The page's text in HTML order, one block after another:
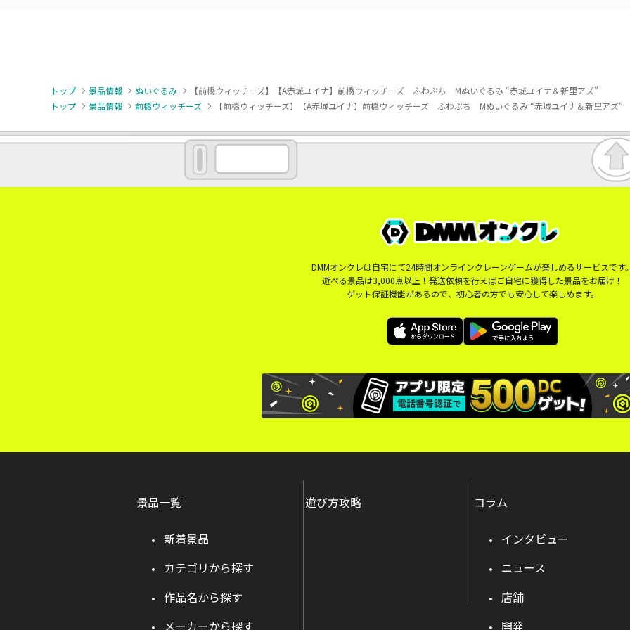
トップ 景品情報 ぬいぐるみ
【前橋ウィッチーズ】【A赤城ユイナ】前橋ウィッチーズ ふわぷち Mぬいぐるみ “赤城ユイナ＆新里アズ”
トップ
景品情報 前橋ウィッチーズ 【前橋ウィッチーズ】【A赤城ユイナ】前橋ウィッチーズ ふわぷち Mぬいぐるみ “赤城ユイナ＆新里アズ”
DMMオンクレは自宅にて24時間オンラインクレーンゲームが楽しめるサービスです
遊べる景品は3,000点以上！発送依頼を行えばご自宅に獲得した景品をお届け！
ゲット保証機能があるので、初心者の方でも安心して楽しめます。
景品一覧
新着景品
カテゴリから探す
作品名から探す
メーカーから探す
遊び方攻略 コラム
インタビュー
ニュース
店舗
開発